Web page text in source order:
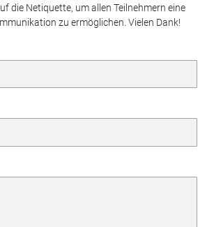
die Netiquette, um allen Teilnehmern eine
zu ermöglichen. Vielen Dank!